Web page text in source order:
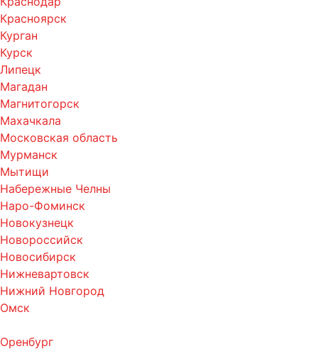
Красноярск
Курган
Курск
Липецк
Магадан
Магнитогорск
Махачкала
Московская область
Мурманск
Мытищи
Набережные Челны
Наро-Фоминск
Новокузнецк
Новороссийск
Новосибирск
Нижневартовск
Нижний Новгород
Омск
Оренбург